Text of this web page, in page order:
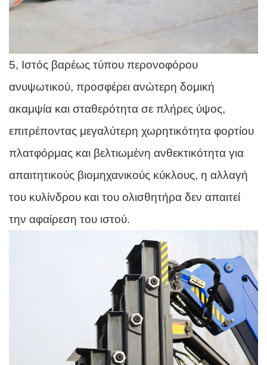
5, Ιστός βαρέως τύπου περονοφόρου
ανυψωτικού, προσφέρει ανώτερη δομική
ακαμψία και σταθερότητα σε πλήρες ύψος,
επιτρέποντας μεγαλύτερη χωρητικότητα φορτίου
πλατφόρμας και βελτιωμένη ανθεκτικότητα για
απαιτητικούς βιομηχανικούς κύκλους, η αλλαγή
του κυλίνδρου και του ολισθητήρα δεν απαιτεί
την αφαίρεση του ιστού.